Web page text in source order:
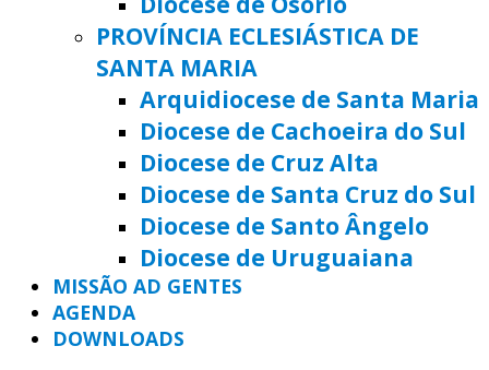
PROVÍNCIA ECLESIÁSTICA DE
SANTA MARIA
Arquidiocese de Santa Maria
Diocese de Cachoeira do Sul
Diocese de Cruz Alta
Diocese de Santa Cruz do Sul
Diocese de Santo Ângelo
Diocese de Uruguaiana
MISSÃO AD GENTES
AGENDA
DOWNLOADS